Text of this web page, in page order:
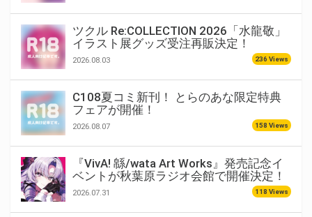
ツクル Re:COLLECTION 2026「水龍敬」
イラスト展グッズ受注再販決定！
2026.08.03 236 Views
C108夏コミ新刊！ とらのあな限定特典
フェアが開催！
2026.08.07 158 Views
『VivA! 緜/wata Art Works』発売記念イ
ベントが秋葉原ラジオ会館で開催決定！
2026.07.31 118 Views